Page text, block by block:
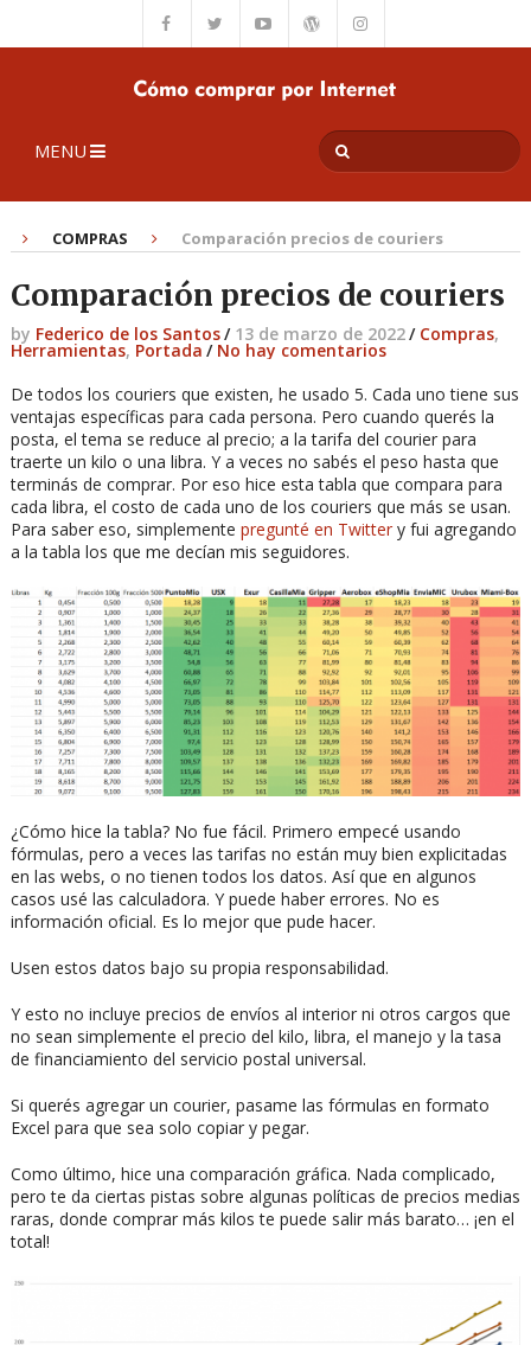
MENU
COMPRAS Comparación precios de couriers
Comparación precios de couriers
by Federico de los Santos/ 13 de marzo de 2022/ Compras,
Herramientas, Portada / No hay comentarios
De todos los couriers que existen, he usado 5. Cada uno tiene sus
ventajas específicas para cada persona. Pero cuando querés la
posta, el tema se reduce al precio; a la tarifa del courier para
traerte un kilo o una libra. Y a veces no sabés el peso hasta que
terminás de comprar. Por eso hice esta tabla que compara para
cada libra, el costo de cada uno de los couriers que más se usan.
Para saber eso, simplemente pregunté en Twittery fui agregando
a la tabla los que me decían mis seguidores.
¿Cómo hice la tabla? No fue fácil. Primero empecé usando
fórmulas, pero a veces las tarifas no están muy bien explicitadas
en las webs, o no tienen todos los datos. Así que en algunos
casos usé las calculadora. Y puede haber errores. No es
información oficial. Es lo mejor que pude hacer.
Usen estos datos bajo su propia responsabilidad.
Y esto no incluye precios de envíos al interior ni otros cargos que
no sean simplemente el precio del kilo, libra, el manejo y la tasa
de financiamiento del servicio postal universal.
Si querés agregar un courier, pasame las fórmulas en formato
Excel para que sea solo copiar y pegar.
Como último, hice una comparación gráfica. Nada complicado,
pero te da ciertas pistas sobre algunas políticas de precios medias
raras, donde comprar más kilos te puede salir más barato… ¡en el
total!